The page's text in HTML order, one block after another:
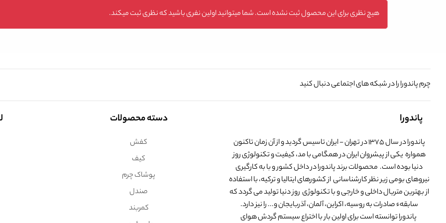
هیچ نظری برای این محصول ثبت نشده است. شما میتوانید اولین نفری باشید که نظری ثبت میکند.
چرم پاندورا را در شبکه های اجتماعی دنبال کنید
پاندورا
پاندورا در سال 1375 در تهران - ایران تاسیس گردید و از آن زمان تاکنون
همواره یکی از پیشروان ایران در همگامی با مد، کیفیت و تکنولوژی روز
دنیا بوده است. محصولات برند پاندورا در داخل کشور و با به کارگیری
نیروهای بومی زیر نظر کارشناسانی از کشورهای ایتالیا و ترکیه، با استفاده
از بهترین متریال داخلی و خارجی و با تکنولوژی روز دنیا تولید می گردد که
سابقهء صادرات به روسیه، اکراین، آلمان، آذربایجان و... را نیز دارد.
پاندورا توانسته است برای اولین بار با اختراع سیستم گردش هوای
دسته محصولات
کفش
کیف
پوشاک چرم
صندل
کمربند